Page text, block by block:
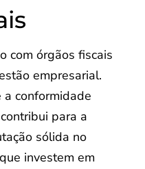
com órgãos fiscais
empresarial.
conformidade
para a
sólida no
investem em